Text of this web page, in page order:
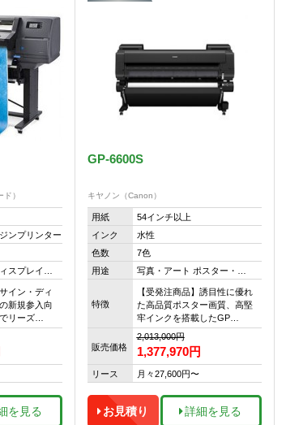
）
ンプリンター
スプレイ…
イン・ディ
新規参入向
リーズ…
を見る
GP-6600S
キヤノン（Canon）
用紙
54インチ以上
インク
水性
色数
7色
用途
写真・アート ポスター・…
特徴
【受発注商品】誘目性に優れ
た高品質ポスター画質、高堅
牢インクを搭載したGP…
販売価格
2,013,000円
1,377,970円
リース 月々27,600円〜
お見積り 詳細を見る